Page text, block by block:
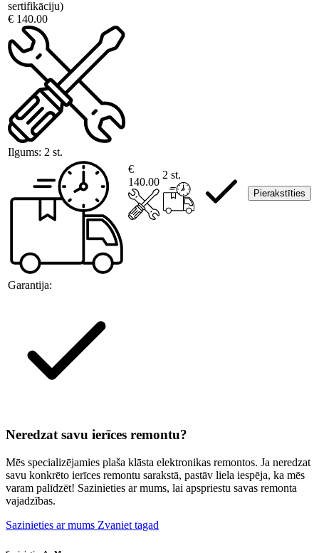
sertifikāciju)
€ 140.00
Ilgums: 2 st.
Garantija:
€
140.00
2 st.
Pierakstīties
Neredzat savu ierīces remontu?
Mēs specializējamies plaša klāsta elektronikas remontos. Ja neredzat
savu konkrēto ierīces remontu sarakstā, pastāv liela iespēja, ka mēs
varam palīdzēt! Sazinieties ar mums, lai apspriestu savas remonta
vajadzības.
Sazinieties ar mums Zvaniet tagad